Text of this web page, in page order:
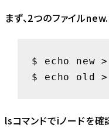
まず、2つのファイル
$ echo new
$ echo old
lsコマンドでiノードを確